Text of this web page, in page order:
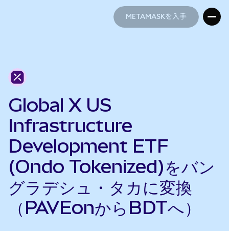
METAMASKを入手
Global X US
Infrastructure
Development ETF
(Ondo Tokenized)をバン
グラデシュ・タカに変換
（PAVEonからBDTへ）